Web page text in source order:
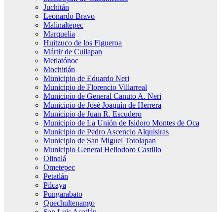
Juchitán
Leonardo Bravo
Malinaltepec
Marquelia
Huitzuco de los Figueroa
Mártir de Cuilapan
Metlatónoc
Mochitlán
Municipio de Eduardo Neri
Municipio de Florencio Villarreal
Municipio de General Canuto A. Neri
Municipio de José Joaquín de Herrera
Municipio de Juan R. Escudero
Municipio de La Unión de Isidoro Montes de Oca
Municipio de Pedro Ascencio Alquisiras
Municipio de San Miguel Totolapan
Municipio General Heliodoro Castillo
Olinalá
Ometepec
Petatlán
Pilcaya
Pungarabato
Quechultenango